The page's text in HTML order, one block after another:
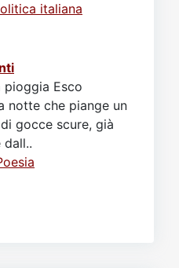
italiana
Esco
notte che piange un
gocce scure, già
dall..